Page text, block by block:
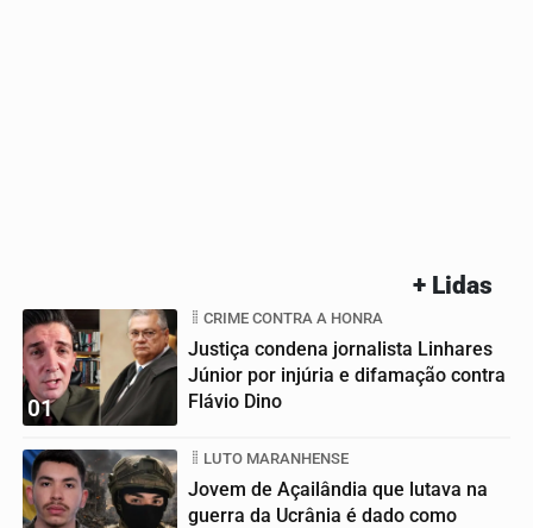
+ Lidas
01
CRIME CONTRA A HONRA
Justiça condena jornalista Linhares
Júnior por injúria e difamação contra
Flávio Dino
LUTO MARANHENSE
Jovem de Açailândia que lutava na
guerra da Ucrânia é dado como